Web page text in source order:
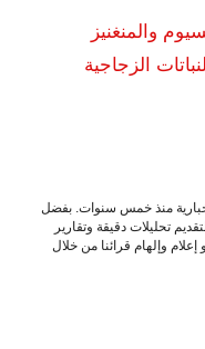
والمنغنيز
الزجاجية
منذ خمس سنوات. بفضل
تحليلات دقيقة وتقارير
وإلهام قرائنا من خلال